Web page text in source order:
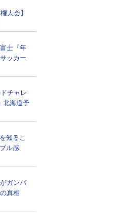
大会】
士『年
ッカー
チャレ
北海道予
知るこ
ル感
ガンバ
真相